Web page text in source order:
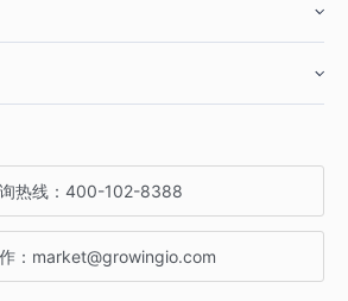
热线： 400-102-8388
： market@growingio.com